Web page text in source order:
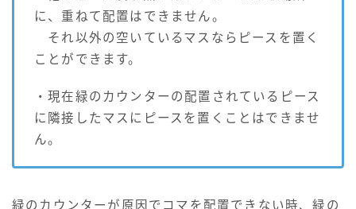
に、重ねて配置はできません。
それ以外の空いているマスならピースを置く
ことができます。
・現在緑のカウンターの配置されているピース
に隣接したマスにピースを置くことはできませ
ん。
緑のカウンターが原因でコマを配置できない時、緑の